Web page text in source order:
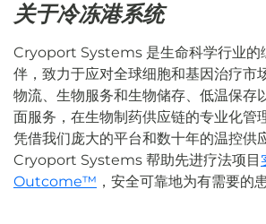
关于冷冻港系统
Cryoport Systems 是生命科学行业的
伴，致力于应对全球细胞和基因治疗市
物流、生物服务和生物储存、低温保存
面服务，在生物制药供应链的专业化管
凭借我们庞大的平台和数十年的温控供
Cryoport Systems 帮助先进疗法项目
Outcome™ ，安全可靠地为有需要的